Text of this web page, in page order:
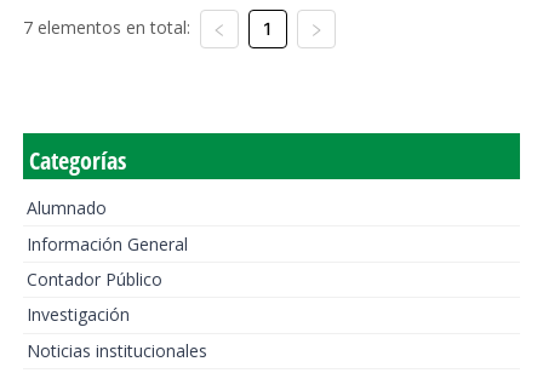
7 elementos en total: 1
Categorías
Alumnado
Información General
Contador Público
Investigación
Noticias institucionales